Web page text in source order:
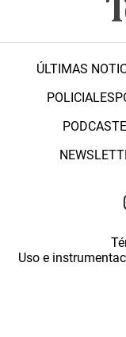
ÚLTIMAS
POLICIALES
PODCAST
Uso e